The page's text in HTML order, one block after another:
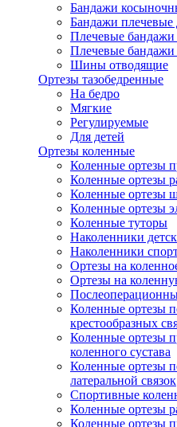
Бандажи
Бандажи плечевые
Плечевые
Плечевые бандажи
Шины отводящие
Ортезы тазобедренные
На бедро
Мягкие
Регулируемые
Для детей
Ортезы коленные
Коленные ортезы
Коленные ортезы
Коленные ортезы
Коленные ортезы
Коленные туторы
Наколенники
Наколенники
Ортезы на
Ортезы на
Коленные ортезы
крестообразных
Коленные ортезы
коленного сустава
Коленные ортезы
латеральной связок
Спортивные
Коленные ортезы
Коленные ортезы